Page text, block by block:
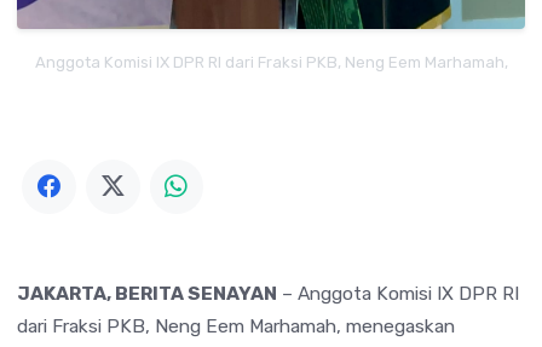
Anggota Komisi IX DPR RI dari Fraksi PKB, Neng Eem Marhamah,
JAKARTA, BERITA SENAYAN – Anggota Komisi IX DPR RI
dari Fraksi PKB, Neng Eem Marhamah, menegaskan